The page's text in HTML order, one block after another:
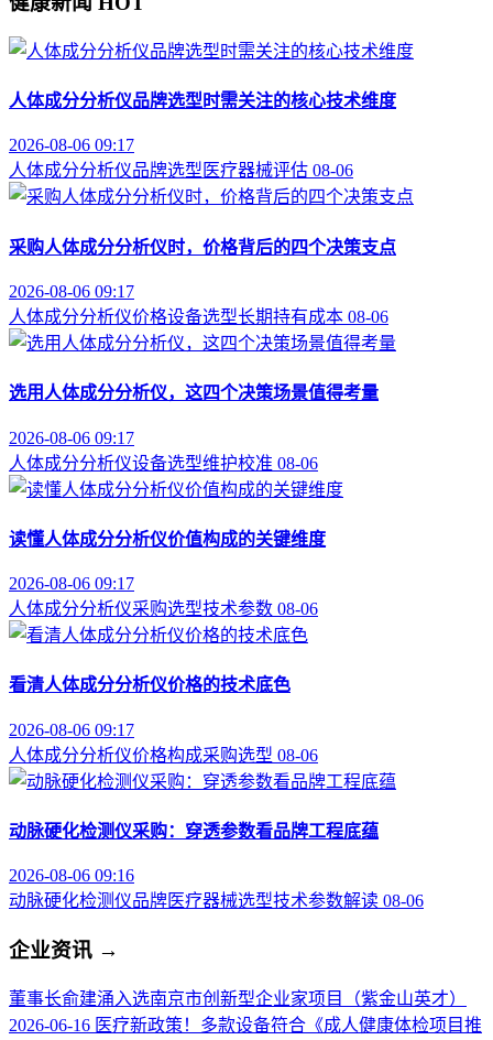
人体成分分析仪品牌选型时需关注的核心技术维度
2026-08-06 09:17
人体成分分析仪品牌选型 医疗器械评估 08-06
采购人体成分分析仪时，价格背后的四个决策支点
2026-08-06 09:17
人体成分分析仪价格设备选型长期持有成本 08-06
选用人体成分分析仪，这四个决策场景值得考量
2026-08-06 09:17
人体成分分析仪设备选型维护校准 08-06
读懂人体成分分析仪价值构成的关键维度
2026-08-06 09:17
人体成分分析仪采购选型技术参数 08-06
看清人体成分分析仪价格的技术底色
2026-08-06 09:17
人体成分分析仪价格构成采购选型 08-06
动脉硬化检测仪采购：穿透参数看品牌工程底蕴
2026-08-06 09:16
动脉硬化检测仪品牌医疗器械选型技术参数解读 08-06
企业资讯 →
董事长俞建涌入选南京市创新型企业家项目（紫金山英才）
2026-06-16 医疗新政策！多款设备符合《成人健康体检项目推